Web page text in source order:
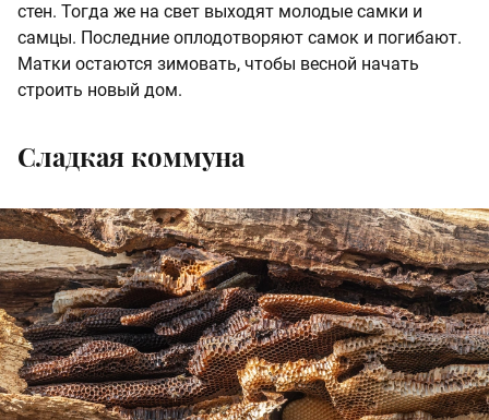
стен. Тогда же на свет выходят молодые самки и
самцы. Последние оплодотворяют самок и погибают.
Матки остаются зимовать, чтобы весной начать
строить новый дом.
Сладкая коммуна